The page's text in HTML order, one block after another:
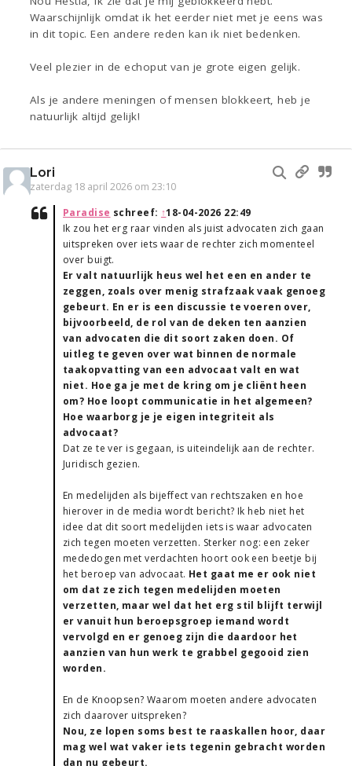
Waarschijnlijk omdat ik het eerder niet met je eens was
in dit topic. Een andere reden kan ik niet bedenken.
Veel plezier in de echoput van je grote eigen gelijk.
Als je andere meningen of mensen blokkeert, heb je
natuurlijk altijd gelijk!
Lori
zaterdag 18 april 2026 om 23:10
Paradise schreef: ↑18-04-2026 22:49
Ik zou het erg raar vinden als juist advocaten zich gaan
uitspreken over iets waar de rechter zich momenteel
over buigt.
Er valt natuurlijk heus wel het een en ander te
zeggen, zoals over menig strafzaak vaak genoeg
gebeurt. En er is een discussie te voeren over,
bijvoorbeeld, de rol van de deken ten aanzien
van advocaten die dit soort zaken doen. Of
uitleg te geven over wat binnen de normale
taakopvatting van een advocaat valt en wat
niet. Hoe ga je met de kring om je cliënt heen
om? Hoe loopt communicatie in het algemeen?
Hoe waarborg je je eigen integriteit als
advocaat?
Dat ze te ver is gegaan, is uiteindelijk aan de rechter.
Juridisch gezien.
En medelijden als bijeffect van rechtszaken en hoe
hierover in de media wordt bericht? Ik heb niet het
idee dat dit soort medelijden iets is waar advocaten
zich tegen moeten verzetten. Sterker nog: een zeker
mededogen met verdachten hoort ook een beetje bij
het beroep van advocaat. Het gaat me er ook niet
om dat ze zich tegen medelijden moeten
verzetten, maar wel dat het erg stil blijft terwijl
er vanuit hun beroepsgroep iemand wordt
vervolgd en er genoeg zijn die daardoor het
aanzien van hun werk te grabbel gegooid zien
worden.
En de Knoopsen? Waarom moeten andere advocaten
zich daarover uitspreken?
Nou, ze lopen soms best te raaskallen hoor, daar
mag wel wat vaker iets tegenin gebracht worden
dan nu gebeurt.